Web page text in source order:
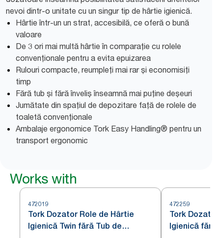
nevoi dintr-o unitate cu un singur tip de hârtie igienică.
Hârtie într-un un strat, accesibilă, ce oferă o bună
valoare
De 3 ori mai multă hârtie în comparație cu rolele
convenționale pentru a evita epuizarea
Rulouri compacte, reumpleți mai rar și economisiți
timp
Fără tub și fără înveliș înseamnă mai puține deșeuri
Jumătate din spațiul de depozitare față de rolele de
toaletă convenționale
Ambalaje ergonomice Tork Easy Handling® pentru un
transport ergonomic
Works with
472019
Tork Dozator Role de Hârtie
Igienică Twin fără Tub de
472259
Tork
Igienică fără